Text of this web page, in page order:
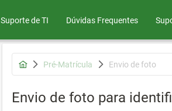
Suporte de TI Dúvidas Frequentes
Pré-Matrícula Envio de foto
Envio de foto para